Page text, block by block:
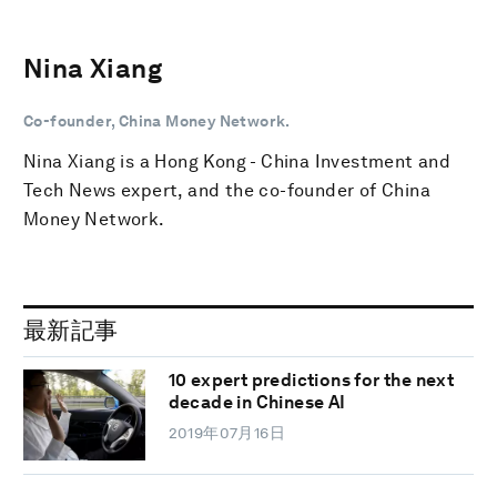
Nina Xiang
Co-founder, China Money Network.
Nina Xiang is a Hong Kong - ‎China Investment and
Tech News expert, and the co-founder of China
Money Network.
最新記事
10 expert predictions for the next
decade in Chinese AI
2019年07月16日